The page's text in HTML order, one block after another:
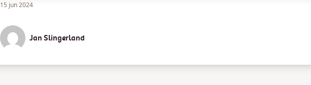
15 jun 2024
Jan Slingerland